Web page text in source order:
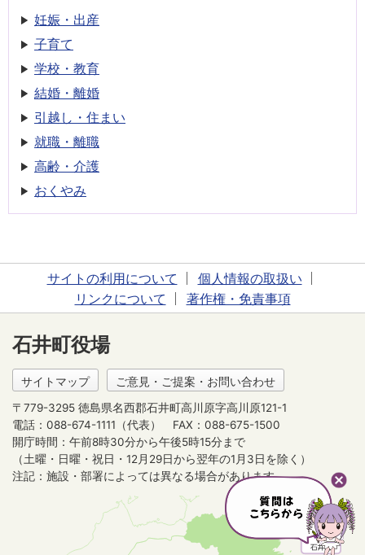
妊娠・出産
子育て
学校・教育
結婚・離婚
引越し・住まい
就職・離職
高齢・介護
おくやみ
サイトの利用について
個人情報の取扱い
リンクについて
著作権・免責事項
石井町役場
サイトマップ ご意見・ご提案・お問い合わせ
〒779-3295 徳島県名西郡石井町高川原字高川原121-1
電話：088-674-1111（代表）
FAX：088-675-1500
開庁時間：午前8時30分から午後5時15分まで
（土曜・日曜・祝日・12月29日から翌年の1月3日を除く）
注記：施設・部署によっては異なる場合があります。